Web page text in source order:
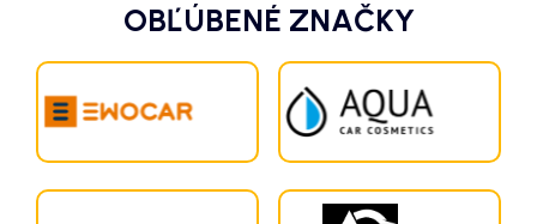
OBĽÚBENÉ ZNAČKY